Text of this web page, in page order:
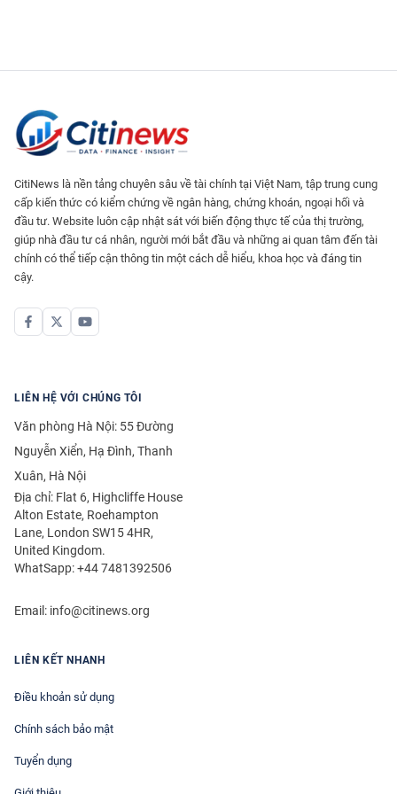
CitiNews là nền tảng chuyên sâu về tài chính tại Việt Nam, tập trung cung
cấp kiến thức có kiểm chứng về ngân hàng, chứng khoán, ngoại hối và
đầu tư. Website luôn cập nhật sát với biến động thực tế của thị trường,
giúp nhà đầu tư cá nhân, người mới bắt đầu và những ai quan tâm đến tài
chính có thể tiếp cận thông tin một cách dễ hiểu, khoa học và đáng tin
cậy.
LIÊN HỆ VỚI CHÚNG TÔI
Văn phòng Hà Nội: 55 Đường
Nguyễn Xiển, Hạ Đình, Thanh
Xuân, Hà Nội
Địa chỉ: Flat 6, Highcliffe House
Alton Estate, Roehampton
Lane, London SW15 4HR,
United Kingdom.
WhatSapp: +44 7481392506
Email: info@citinews.org
LIÊN KẾT NHANH
Điều khoản sử dụng
Chính sách bảo mật
Tuyển dụng